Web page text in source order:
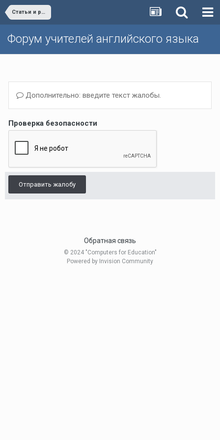
Статьи и разработки учителей (Поурочные планы, дополнительные упражнения и т.д.)/Materials developed by teachers
Форум учителей английского языка
Дополнительно: введите текст жалобы.
Проверка безопасности
Отправить жалобу
Обратная связь
© 2024 "Computers for Education"
Powered by Invision Community